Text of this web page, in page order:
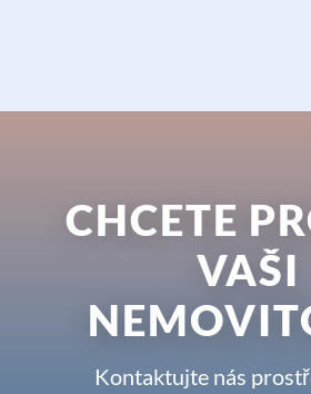
CHCETE
VAŠI
Kontaktujte nás